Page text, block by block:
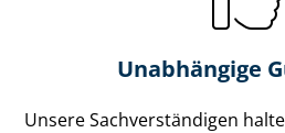
Unabhängige
Unsere Sach­ver­stän­di­gen